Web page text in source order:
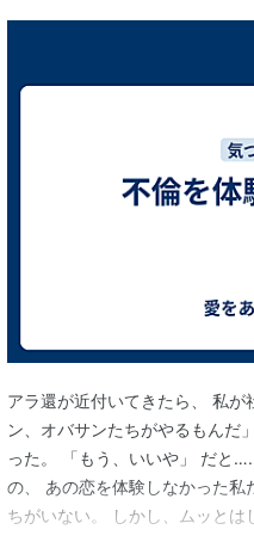
アラ還が近付いてきたら、 私
ン、オバサンたちがやるもんだ
った。 「もう、いいや」 だと
の、 あの恋を体験しなかった私
ちがいない。 しかし、ムッとは